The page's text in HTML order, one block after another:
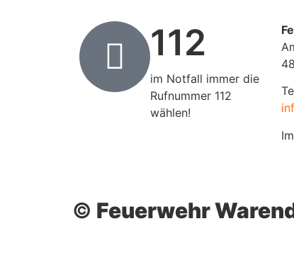
112
im Notfall immer die
Rufnummer 112
wählen!
© Feuerwehr